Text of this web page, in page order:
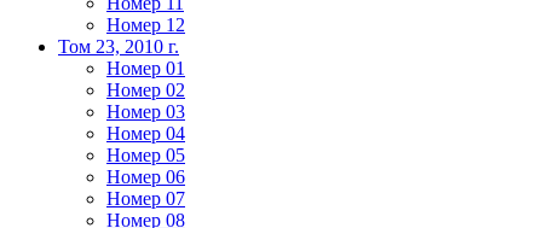
Номер 12
Том 23, 2010 г.
Номер 01
Номер 02
Номер 03
Номер 04
Номер 05
Номер 06
Номер 07
Номер 08